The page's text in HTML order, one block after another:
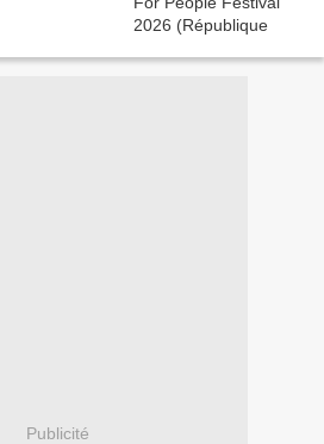
Publicité